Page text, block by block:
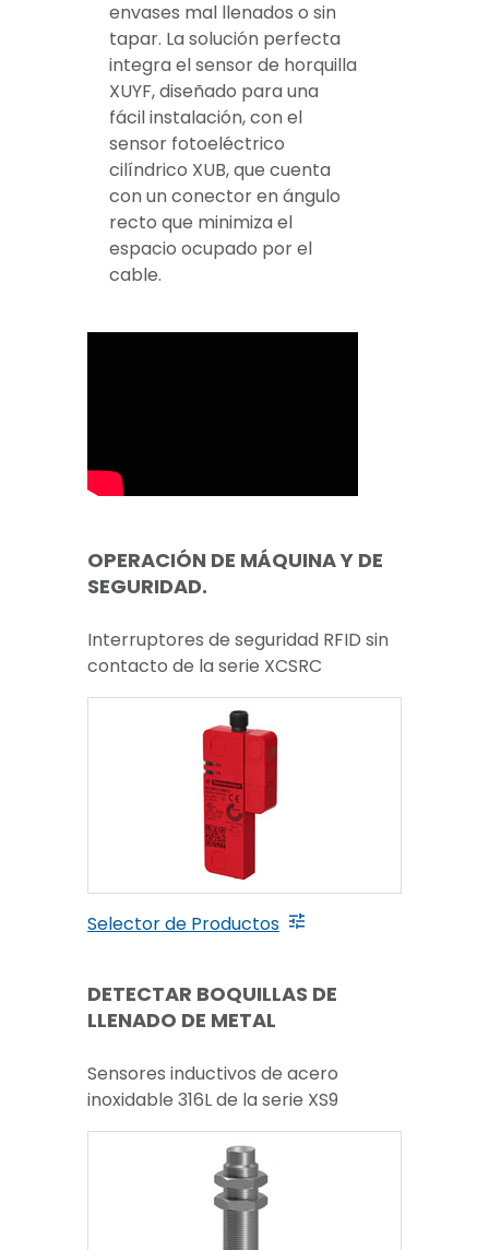
envases mal llenados o sin
tapar. La solución perfecta
integra el sensor de horquilla
XUYF, diseñado para una
fácil instalación, con el
sensor fotoeléctrico
cilíndrico XUB, que cuenta
con un conector en ángulo
recto que minimiza el
espacio ocupado por el
cable.
OPERACIÓN DE MÁQUINA Y DE
SEGURIDAD.
Interruptores de seguridad RFID sin
contacto de la serie XCSRC
Selector de Productos
DETECTAR BOQUILLAS DE
LLENADO DE METAL
Sensores inductivos de acero
inoxidable 316L de la serie XS9